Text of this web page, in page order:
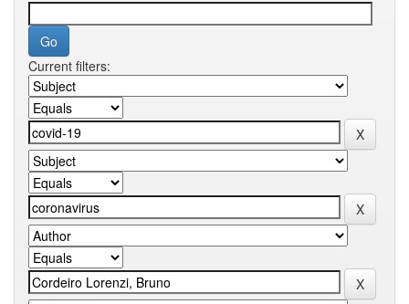
Current filters: